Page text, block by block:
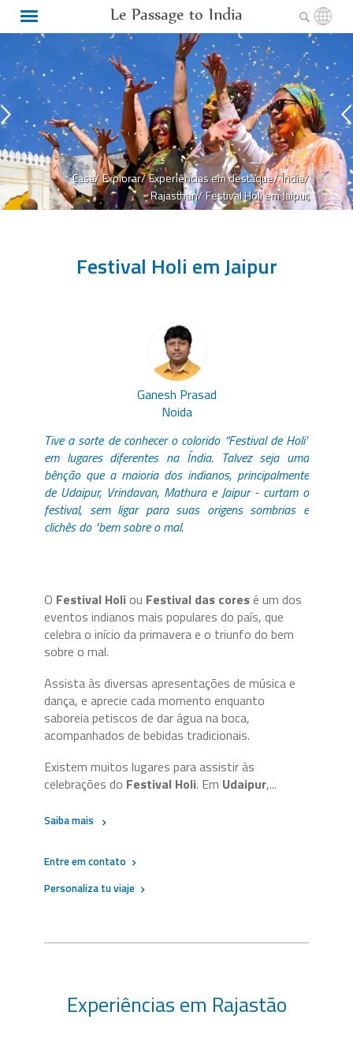
Le Passage to India
Casa/Explorar/Experiências em destaque/Índia/
Rajasthan/ Festival Holi em Jaipur
Festival Holi em Jaipur
Ganesh Prasad
Noida
Tive a sorte de conhecer o colorido “Festival de Holi”
em lugares diferentes na Índia. Talvez seja uma
bênção que a maioria dos indianos, principalmente
de Udaipur, Vrindavan, Mathura e Jaipur - curtam o
festival, sem ligar para suas origens sombrias e
clichês do "bem sobre o mal.
O Festival Holiou Festival das coresé um dos
eventos indianos mais populares do país, que
celebra o início da primavera e o triunfo do bem
sobre o mal.
Assista às diversas apresentações de música e
dança, e aprecie cada momento enquanto
saboreia petiscos de dar água na boca,
acompanhados de bebidas tradicionais.
Existem muitos lugares para assistir às
celebrações do Festival Holi. Em Udaipur,...
Saiba mais
Entre em contato
Personaliza tu viaje
Experiências em Rajastão